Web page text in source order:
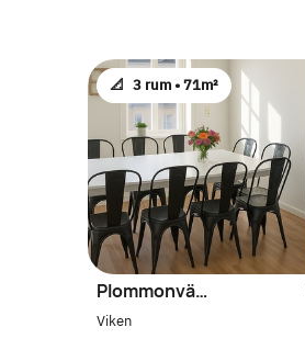
📐 3 rum •71m²
Plommonvägen 19
Viken